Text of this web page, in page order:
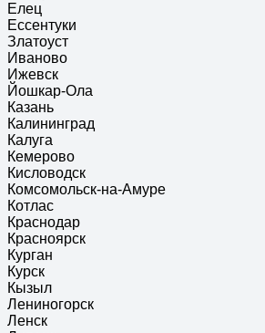
Елец
Ессентуки
Златоуст
Иваново
Ижевск
Йошкар-Ола
Казань
Калининград
Калуга
Кемерово
Кисловодск
Комсомольск-на-Амуре
Котлас
Краснодар
Красноярск
Курган
Курск
Кызыл
Лениногорск
Ленск